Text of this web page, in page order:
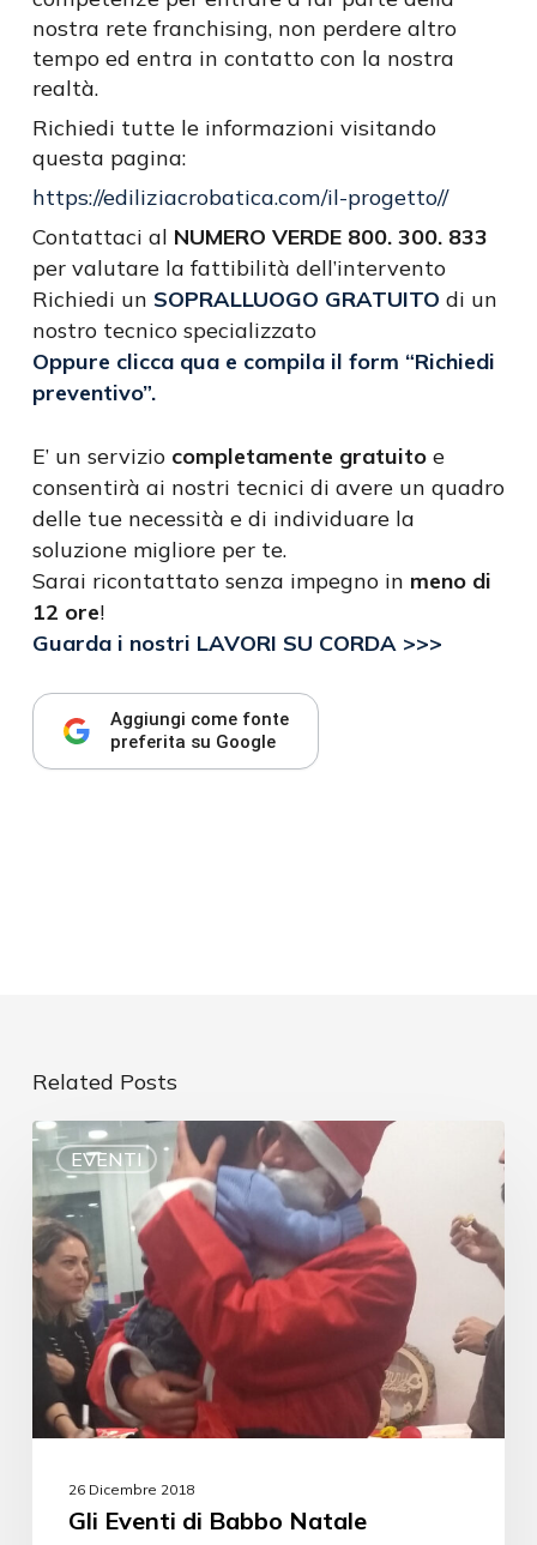
nostra rete franchising, non perdere altro
tempo ed entra in contatto con la nostra
realtà.
Richiedi tutte le informazioni visitando
questa pagina:
https://ediliziacrobatica.com/il-progetto//
Contattaci al NUMERO VERDE 800. 300. 833
per valutare la fattibilità dell’intervento
Richiedi un SOPRALLUOGO GRATUITO di un
nostro tecnico specializzato
Oppure clicca qua e compila il form “Richiedi
preventivo”.
E’ un servizio completamente gratuitoe
consentirà ai nostri tecnici di avere un quadro
delle tue necessità e di individuare la
soluzione migliore per te.
Sarai ricontattato senza impegno in meno di
12 ore!
Guarda i nostri LAVORI SU CORDA >>>
Aggiungi come fonte
preferita su Google
Related Posts
EVENTI
26 Dicembre 2018
Gli Eventi di Babbo Natale